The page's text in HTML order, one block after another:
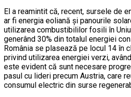
El a reamintit că, recent, sursele de
ar fi energia eoliană și panourile
utilizarea combustibililor fosili în
generând 30% din totalul energiei
România se plasează pe locul 14 în
privind utilizarea energiei verzi,
este evident că sunt necesare
pasul cu lideri precum Austria, care
consumul electric din surse